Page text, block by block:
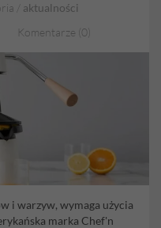
/ aktualności
Komentarze (0)
i warzyw, wymaga użycia
marka Chef'n